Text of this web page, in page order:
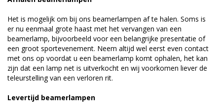
Het is mogelijk om bij ons beamerlampen af te halen. Soms is
er nu eenmaal grote haast met het vervangen van een
beamerlamp, bijvoorbeeld voor een belangrijke presentatie of
een groot sportevenement. Neem altijd wel eerst even contact
met ons op voordat u een beamerlamp komt ophalen, het kan
zijn dat een lamp net is uitverkocht en wij voorkomen liever de
teleurstelling van een verloren rit.
Levertijd beamerlampen